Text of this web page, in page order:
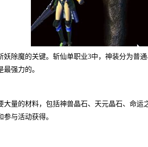
妖除魔的关键。斩仙单职业3中，神装分为普
强力的。
大量的材料，包括神兽晶石、天元晶石、命运
与活动获得。